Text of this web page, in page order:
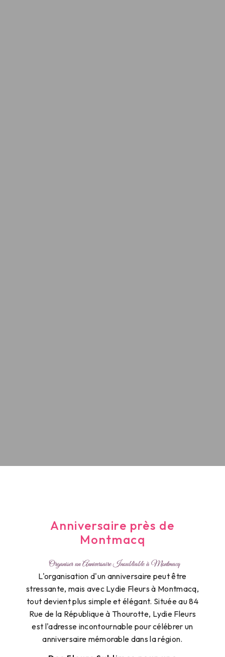
Anniversaire près de
Montmacq
Organiser un Anniversaire Inoubliable à Montmacq
L'organisation d'un anniversaire peut être
stressante, mais avec Lydie Fleurs à Montmacq,
tout devient plus simple et élégant. Située au 84
Rue de la République à Thourotte, Lydie Fleurs
est l'adresse incontournable pour célébrer un
anniversaire mémorable dans la région.